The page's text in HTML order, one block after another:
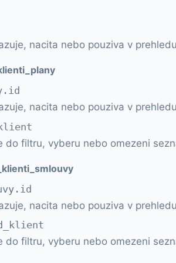
nacita nebo pouziva v
nacita nebo pouziva v
filtru, vyberu nebo omezeni
nacita nebo pouziva v
filtru, vyberu nebo omezeni